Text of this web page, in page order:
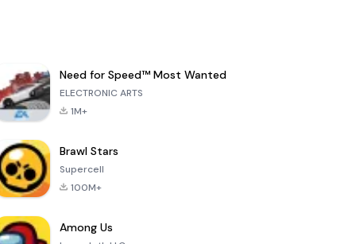
Need for Speed™ Most Wanted
ELECTRONIC ARTS
1M+
Brawl Stars
Supercell
100M+
Among Us